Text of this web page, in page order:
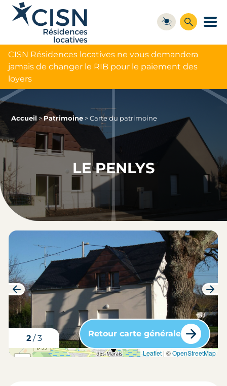
CISN Résidences locatives ne vous demandera
jamais de changer le RIB pour le paiement des
loyers
Accueil >Patrimoine >Carte du patrimoine
LE PENLYS
3/3
carte situation du bien Leaflet| ©OpenStreetMap
Retour carte générale